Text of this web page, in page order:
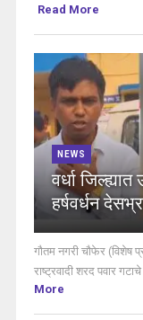
Read More
NEWS
वर्धा
हर्षवर्धन
गौतम नगरी चौफेर (विशेष
राष्ट्रवादी शरद पवार
More